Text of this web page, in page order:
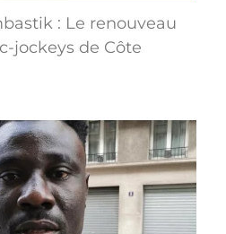
: Le renouveau
jockeys de Côte